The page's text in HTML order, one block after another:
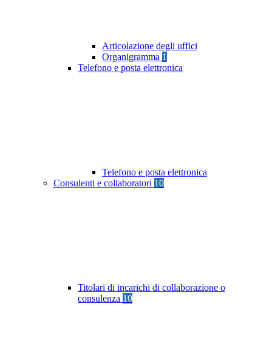
Articolazione degli uffici
Organigramma 1
Telefono e posta elettronica
Telefono e posta elettronica
Consulenti e collaboratori 10
Titolari di incarichi di collaborazione o
consulenza 10